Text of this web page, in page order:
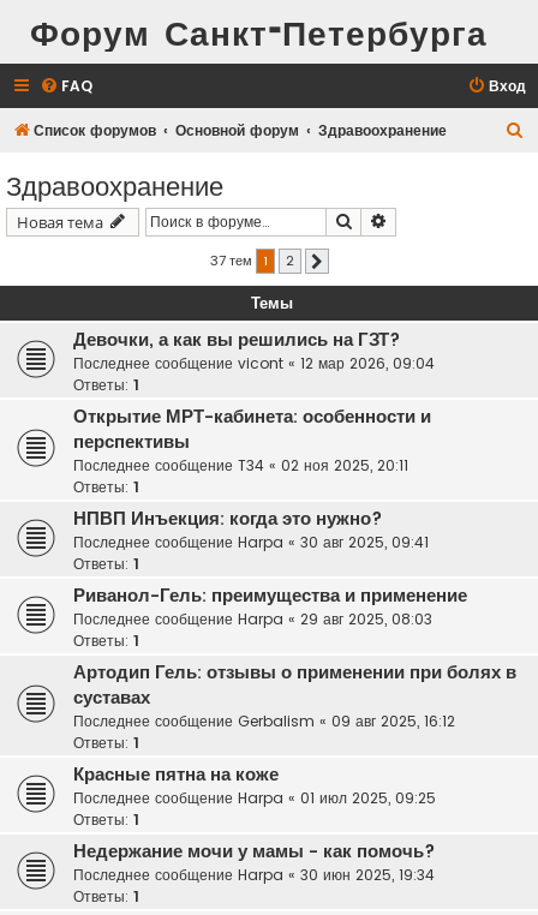
Форум Санкт-Петербурга
FAQ Вход
Список форумов Основной форум Здравоохранение
Здравоохранение
Новая тема Поиск
37 тем 1 2
Темы
Девочки, а как вы решились на ГЗТ?
Последнее сообщение vicont « 12 мар 2026, 09:04
Ответы: 1
Открытие МРТ-кабинета: особенности и
перспективы
Последнее сообщение T34 « 02 ноя 2025, 20:11
Ответы: 1
НПВП Инъекция: когда это нужно?
Последнее сообщение Harpa « 30 авг 2025, 09:41
Ответы: 1
Риванол-Гель: преимущества и применение
Последнее сообщение Harpa « 29 авг 2025, 08:03
Ответы: 1
Артодип Гель: отзывы о применении при болях в
суставах
Последнее сообщение Gerbalism « 09 авг 2025, 16:12
Ответы: 1
Красные пятна на коже
Последнее сообщение Harpa « 01 июл 2025, 09:25
Ответы: 1
Недержание мочи у мамы - как помочь?
Последнее сообщение Harpa « 30 июн 2025, 19:34
Ответы: 1